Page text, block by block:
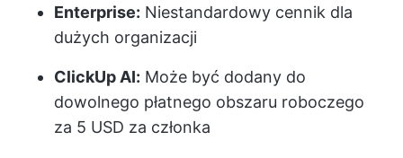
Enterprise: Niestandardowy cennik dla
dużych organizacji
ClickUp AI: Może być dodany do
dowolnego płatnego obszaru roboczego
za 5 USD za członka